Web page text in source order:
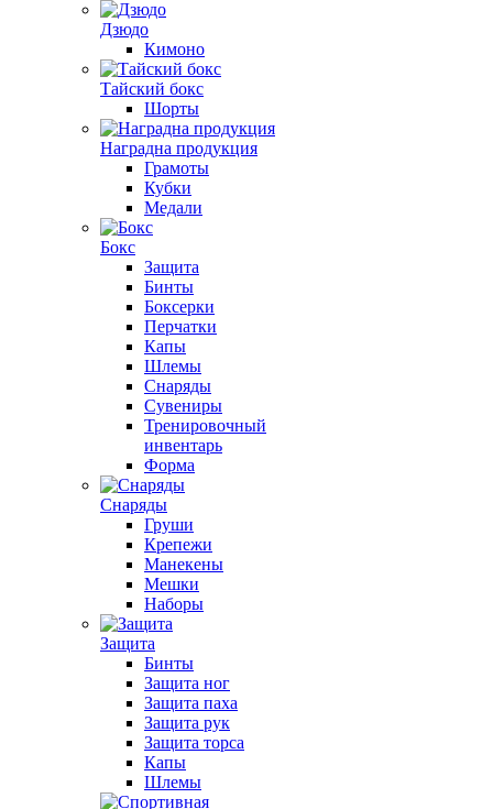
Дзюдо
Кимоно
Тайский бокс
Шорты
Наградна продукция
Грамоты
Кубки
Медали
Бокс
Защита
Бинты
Боксерки
Перчатки
Капы
Шлемы
Снаряды
Сувениры
Тренировочный
инвентарь
Форма
Снаряды
Груши
Крепежи
Манекены
Мешки
Наборы
Защита
Бинты
Защита ног
Защита паха
Защита рук
Защита торса
Капы
Шлемы